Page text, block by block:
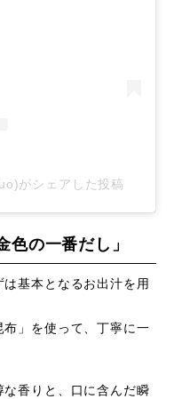
がシェアした投稿
色の一番だし」
基本となるお出汁を用
」を使って、丁寧に一
香りと、口に含んだ瞬